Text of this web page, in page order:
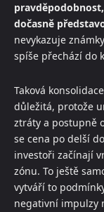
dočasně
nevykazuje
spíše přechází do
Taková
důležitá, protože
ztráty a postupně
se cena po delší
investoři začínají
zónu. To ještě
vytváří to
negativní impulzy